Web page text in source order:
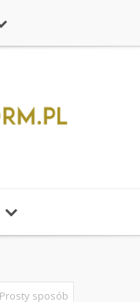
Prosty sposób